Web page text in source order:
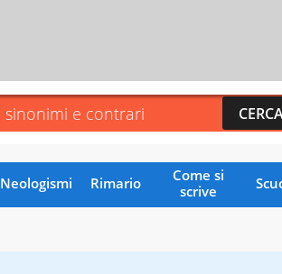
Neologismi Rimario
Come si
scrive